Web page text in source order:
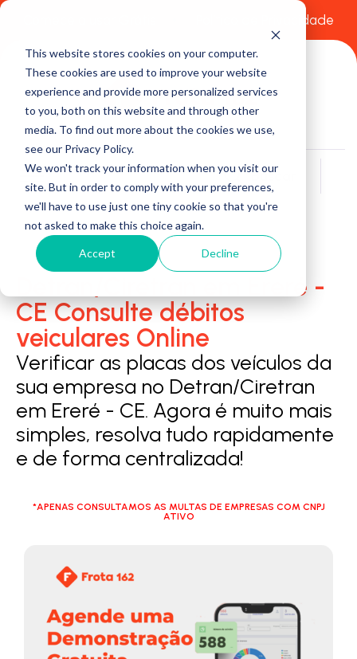
This website stores cookies on your computer.
These cookies are used to improve your website
experience and provide more personalized services
to you, both on this website and through other
media. To find out more about the cookies we use,
see our Privacy Policy.
We won't track your information when you visit our
site. But in order to comply with your preferences,
we'll have to use just one tiny cookie so that you're
not asked to make this choice again.
Accept Decline
Política de Privacidade
Buscar
Detran/Ciretran em Ereré -
CE Consulte débitos
veiculares Online
Verificar as placas dos veículos da
sua empresa no Detran/Ciretran
em Ereré - CE. Agora é muito mais
simples, resolva tudo rapidamente
e de forma centralizada!
*APENAS CONSULTAMOS AS MULTAS DE EMPRESAS COM CNPJ
ATIVO